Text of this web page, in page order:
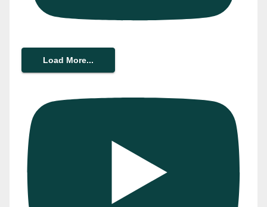
Load More...